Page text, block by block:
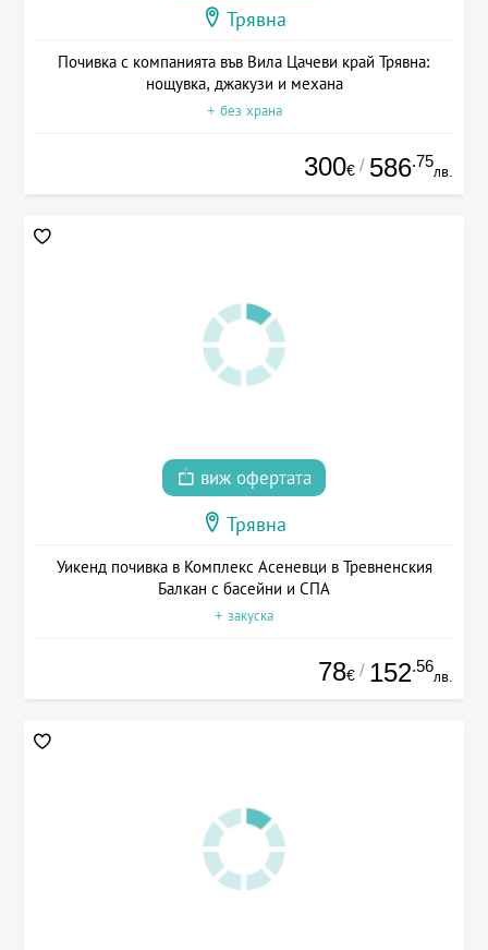
Трявна
Почивка с компанията във Вила Цачеви край Трявна:
нощувка, джакузи и механа
+ без храна
300€ / 586.75
лв.
виж офертата
Трявна
Уикенд почивка в Комплекс Асеневци в Тревненския
Балкан с басейни и СПА
+ закуска
78€ / 152.56
лв.